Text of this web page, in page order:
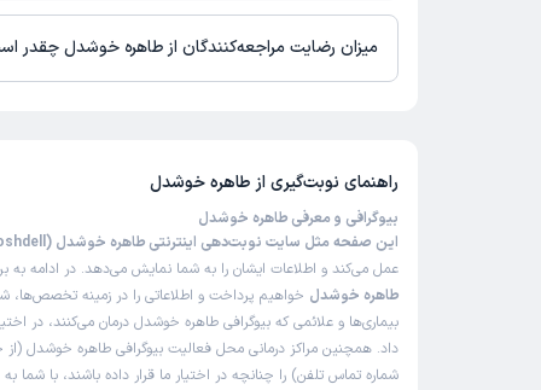
زمان نوبت‌دهی و پذیرش بیماران با هماهنگی مطب مشخص می‌شود.
میزان رضایت مراجعه‌کنندگان از طاهره خوشدل چقدر
راهنمای نوبت‌گیری از طاهره خوشدل
بیوگرافی و معرفی طاهره خوشدل
این صفحه مثل سایت نوبت‌دهی اینترنتی طاهره خوشدل (Tahereh Khoshdell)
عمل می‌کند و اطلاعات ایشان را به شما نمایش می‌دهد. در ادامه به
طاهره خوشدل خواهیم پرداخت و اطلاعاتی را در زمینه تخصص‌ها،
بیماری‌ها و علائمی که بیوگرافی طاهره خوشدل درمان می‌کنند، در
داد. همچنین مراکز درمانی محل فعالیت بیوگرافی طاهره خوشدل
شماره تماس تلفن) را چنانچه در اختیار ما قرار داده باشند، با شما